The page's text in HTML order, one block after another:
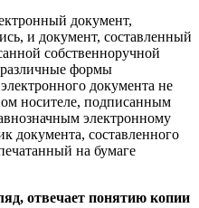
документ,
и документ, составленный
собственноручной
формы
документа не
носителе, подписанным
электронному
документа, составленного
на бумаге
отвечает понятию копии